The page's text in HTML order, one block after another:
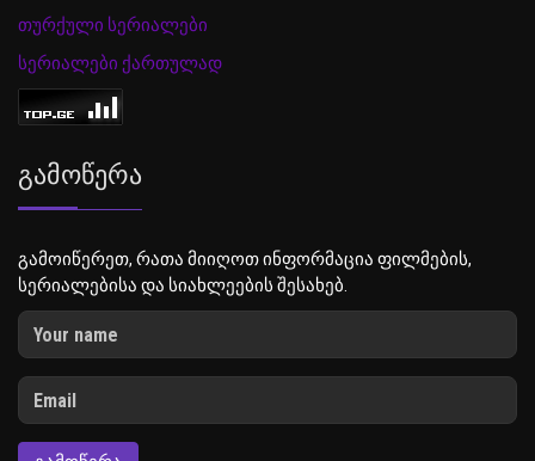
თურქული სერიალები
სერიალები ქართულად
Გამოწერა
გამოიწერეთ, რათა მიიღოთ ინფორმაცია ფილმების,
სერიალებისა და სიახლეების შესახებ.